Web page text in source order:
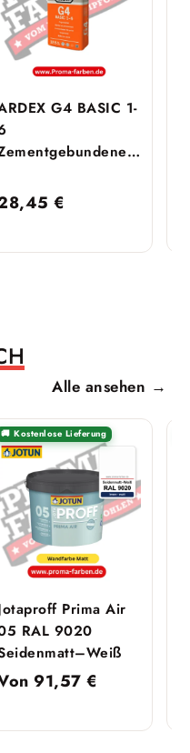
G4 BASIC 1-
– Silbergrau
€
Alle ansehen →
🚚 Kostenlose Lieferung
Prima Air
RAL 9020
91,57 €